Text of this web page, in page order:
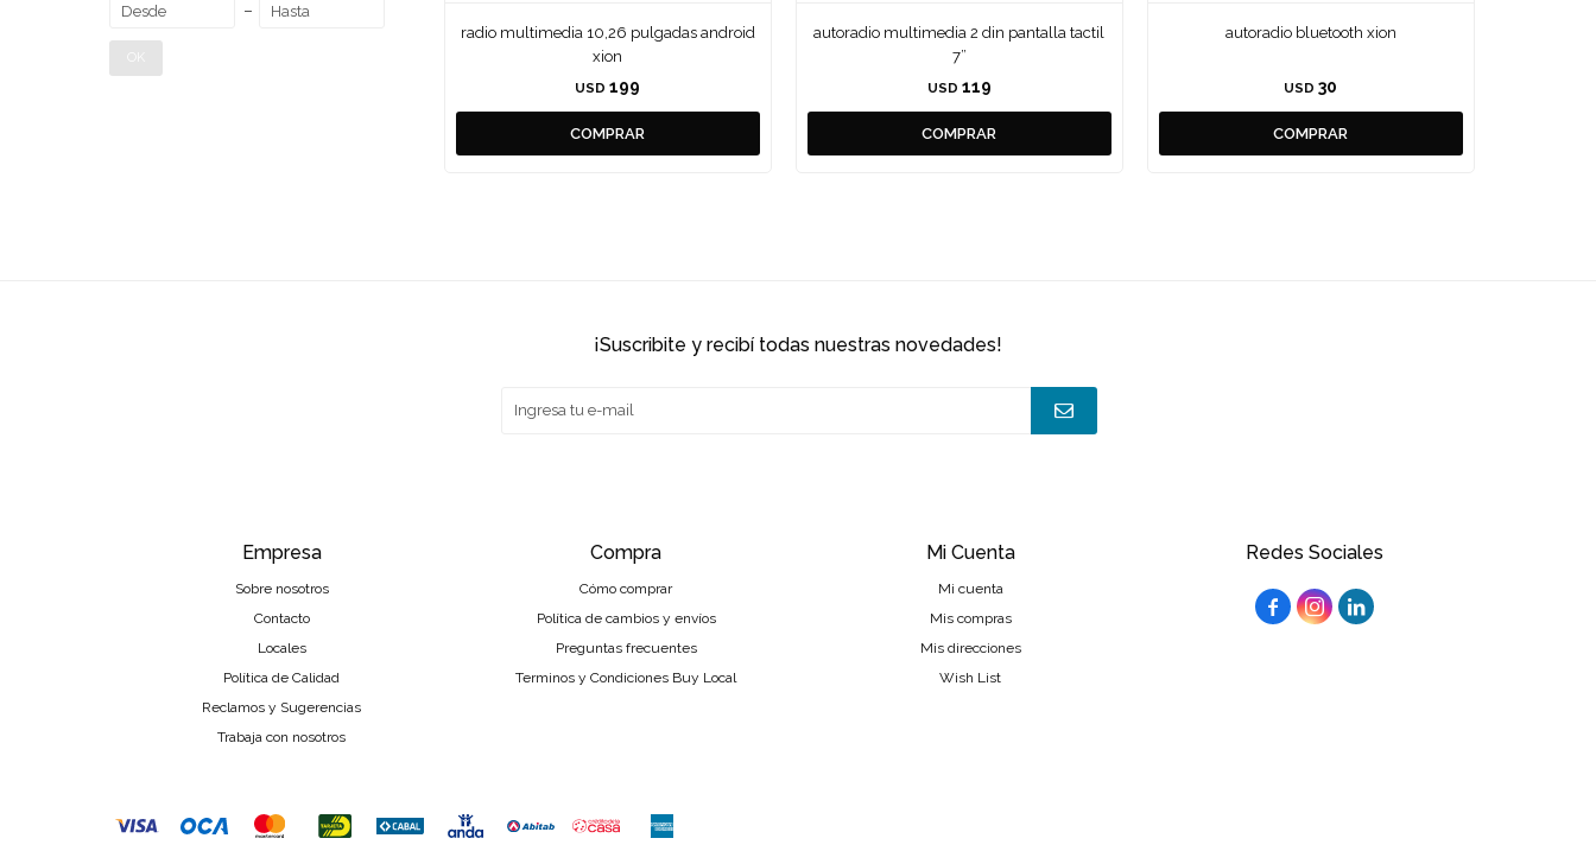
radio multimedia 10,26 pulgadas android
xion
USD 199
autoradio multimedia 2 din pantalla tactil
7”
USD 119
autoradio bluetooth xion
USD 30
Redes Sociales
  
Empresa
Sobre nosotros
Contacto
Locales
Política de Calidad
Reclamos y Sugerencias
Trabaja con nosotros
Compra
Cómo comprar
Política de cambios y envíos
Preguntas frecuentes
Terminos y Condiciones Buy Local
Mi Cuenta
Mi cuenta
Mis compras
Mis direcciones
Wish List
¡suscribite y recibí todas nuestras novedades!